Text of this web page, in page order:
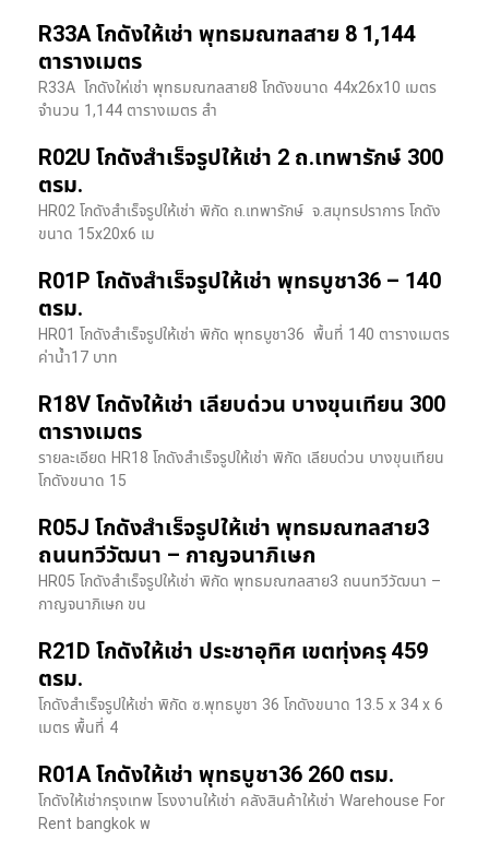
R33A โกดังให้เช่า พุทธมณฑลสาย 8 1,144
ตารางเมตร
R33A โกดังให่เช่า พุทธมณฑลสาย8 โกดังขนาด 44x26x10 เมตร
จำนวน 1,144 ตารางเมตร สำ
R02U โกดังสำเร็จรูปให้เช่า 2 ถ.เทพารักษ์ 300
ตรม.
HR02 โกดังสำเร็จรูปให้เช่า พิกัด ถ.เทพารักษ์ จ.สมุทรปราการ โกดัง
ขนาด 15x20x6 เม
R01P โกดังสำเร็จรูปให้เช่า พุทธบูชา36 – 140
ตรม.
HR01 โกดังสำเร็จรูปให้เช่า พิกัด พุทธบูชา36 พื้นที่ 140 ตารางเมตร
ค่าน้ำ17 บาท
R18V โกดังให้เช่า เลียบด่วน บางขุนเทียน 300
ตารางเมตร
รายละเอียด HR18 โกดังสำเร็จรูปให้เช่า พิกัด เลียบด่วน​ บางขุนเทียน​
โกดังขนาด 15
R05J โกดังสำเร็จรูปให้เช่า พุทธมณฑลสาย3
ถนนทวีวัฒนา – กาญจนาภิเษก
HR05 โกดังสำเร็จรูปให้เช่า พิกัด พุทธมณฑลสาย3 ถนนทวีวัฒนา –
กาญจนาภิเษก ขน
R21D โกดังให้เช่า ประชาอุทิศ เขตทุ่งครุ 459
ตรม.
โกดังสำเร็จรูปให้เช่า พิกัด ซ.พุทธบูชา 36 โกดังขนาด 13.5 x 34 x 6
เมตร พื้นที่ 4
R01A โกดังให้เช่า พุทธบูชา36 260 ตรม.
โกดังให้เช่ากรุงเทพ โรงงานให้เช่า คลังสินค้าให้เช่า Warehouse For
Rent bangkok พ